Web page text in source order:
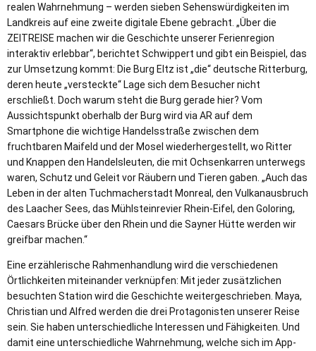
realen Wahrnehmung – werden sieben Sehenswürdigkeiten im
Landkreis auf eine zweite digitale Ebene gebracht. „Über die
ZEITREISE machen wir die Geschichte unserer Ferienregion
interaktiv erlebbar“, berichtet Schwippert und gibt ein Beispiel, das
zur Umsetzung kommt: Die Burg Eltz ist „die“ deutsche Ritterburg,
deren heute „versteckte“ Lage sich dem Besucher nicht
erschließt. Doch warum steht die Burg gerade hier? Vom
Aussichtspunkt oberhalb der Burg wird via AR auf dem
Smartphone die wichtige Handelsstraße zwischen dem
fruchtbaren Maifeld und der Mosel wiederhergestellt, wo Ritter
und Knappen den Handelsleuten, die mit Ochsenkarren unterwegs
waren, Schutz und Geleit vor Räubern und Tieren gaben. „Auch das
Leben in der alten Tuchmacherstadt Monreal, den Vulkanausbruch
des Laacher Sees, das Mühlsteinrevier Rhein-Eifel, den Goloring,
Caesars Brücke über den Rhein und die Sayner Hütte werden wir
greifbar machen.“
Eine erzählerische Rahmenhandlung wird die verschiedenen
Örtlichkeiten miteinander verknüpfen: Mit jeder zusätzlichen
besuchten Station wird die Geschichte weitergeschrieben. Maya,
Christian und Alfred werden die drei Protagonisten unserer Reise
sein. Sie haben unterschiedliche Interessen und Fähigkeiten. Und
damit eine unterschiedliche Wahrnehmung, welche sich im App-